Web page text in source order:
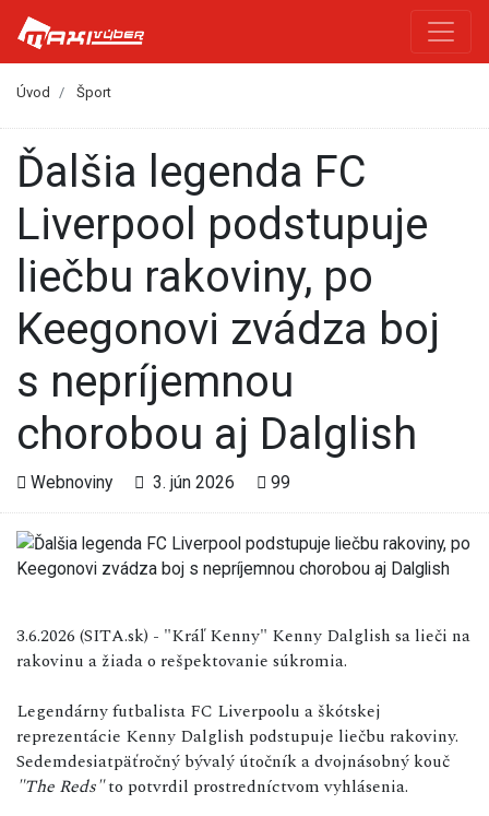
Úvod Šport
Ďalšia legenda FC
Liverpool podstupuje
liečbu rakoviny, po
Keegonovi zvádza boj
s nepríjemnou
chorobou aj Dalglish
Webnoviny 3. jún 2026 99
3.6.2026 (SITA.sk) - "Kráľ Kenny" Kenny Dalglish sa lieči na
rakovinu a žiada o rešpektovanie súkromia.
Legendárny futbalista FC Liverpoolu a škótskej
reprezentácie Kenny Dalglish podstupuje liečbu rakoviny.
Sedemdesiatpäťročný bývalý útočník a dvojnásobný kouč
"The Reds"to potvrdil prostredníctvom vyhlásenia.